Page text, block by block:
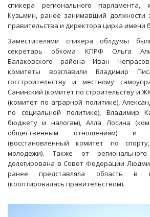
спикера регионального
Кузьмин, ранее занимавший должности
правительства и директора цирка имени
Заместителями спикера облдумы
секретарь обкома КПРФ Ольга
Балаковского района Иван
комитеты возглавили Владимир
госстроительству и местному
Санинский (комитет по строительству и
(комитет по аграрной политике),
по социальной политике), Владимир
бюджету и налогам), Алла Лосина
общественным отношениям) и
(восстановленный комитет по
молодежи). Также от
делегирована в Совет Федерации
ранее представляла область в
(кооптировалась правительством).